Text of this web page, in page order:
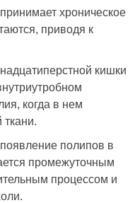
хроническое
приводя к
кишки
когда в нем
ткани.
полипов в
промежуточным
процессом и